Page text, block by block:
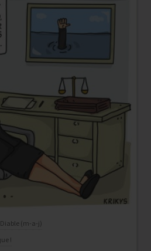
(m-a-j)
!